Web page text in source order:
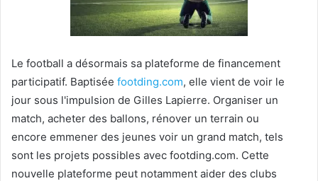
Le football a désormais sa plateforme de financement
participatif. Baptisée footding.com, elle vient de voir le
jour sous l'impulsion de Gilles Lapierre. Organiser un
match, acheter des ballons, rénover un terrain ou
encore emmener des jeunes voir un grand match, tels
sont les projets possibles avec footding.com. Cette
nouvelle plateforme peut notamment aider des clubs